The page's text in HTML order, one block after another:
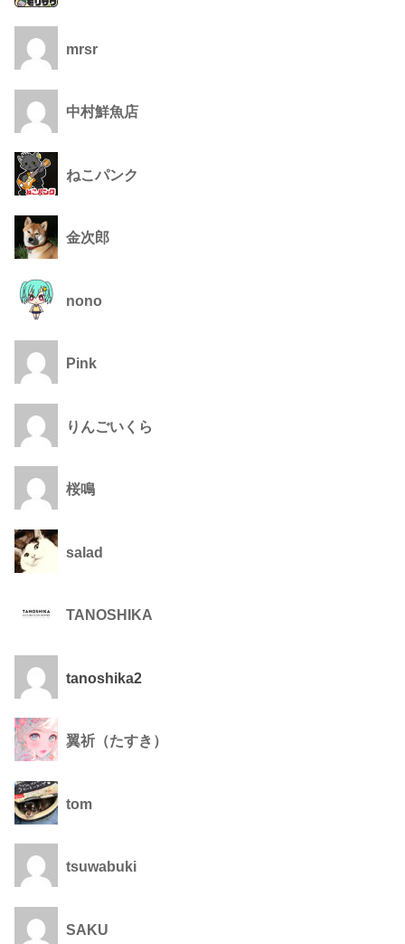
mrsr
中村鮮魚店
ねこパンク
金次郎
nono
Pink
りんごいくら
桜鳴
salad
TANOSHIKA
tanoshika2
翼祈（たすき）
tom
tsuwabuki
SAKU